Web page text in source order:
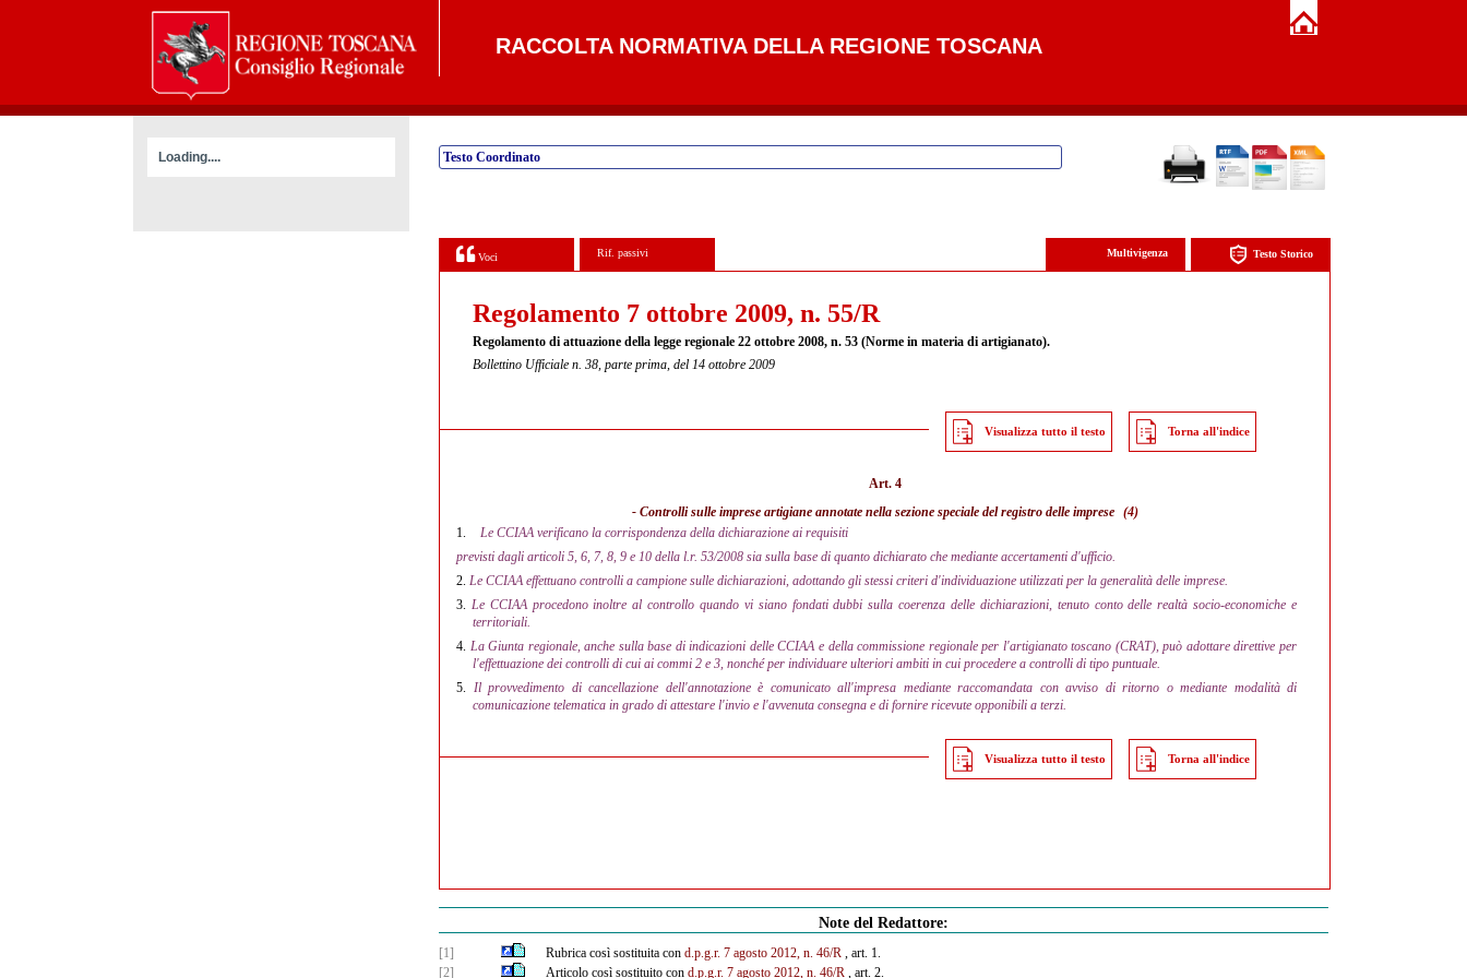
RACCOLTA NORMATIVA DELLA REGIONE TOSCANA
Loading.... Testo Coordinato
Voci Rif. passivi Testo Storico
Multivigenza
Regolamento 7 ottobre 2009, n. 55/R
Regolamento di attuazione della legge regionale 22 ottobre 2008, n. 53 (Norme in materia di artigianato).
Bollettino Ufficiale n. 38, parte prima, del 14 ottobre 2009
Visualizza tutto il testo Torna all'indice
Art. 4
- Controlli sulle imprese artigiane annotate nella sezione speciale del registro delle imprese (4)
1.
Le CCIAA verificano la corrispondenza della dichiarazione ai requisiti
previsti dagli articoli 5, 6, 7, 8, 9 e 10 della l.r. 53/2008 sia sulla base di quanto dichiarato che mediante accertamenti d'ufficio.
2. Le CCIAA effettuano controlli a campione sulle dichiarazioni, adottando gli stessi criteri d'individuazione utilizzati per la generalità delle imprese.
3. Le CCIAA procedono inoltre al controllo quando vi siano fondati dubbi sulla coerenza delle dichiarazioni, tenuto conto delle realtà socio-economiche e
territoriali.
4. La Giunta regionale, anche sulla base di indicazioni delle CCIAA e della commissione regionale per l'artigianato toscano (CRAT), può adottare direttive per
l'effettuazione dei controlli di cui ai commi 2 e 3, nonché per individuare ulteriori ambiti in cui procedere a controlli di tipo puntuale.
5. Il provvedimento di cancellazione dell'annotazione è comunicato all'impresa mediante raccomandata con avviso di ritorno o mediante modalità di
comunicazione telematica in grado di attestare l'invio e l'avvenuta consegna e di fornire ricevute opponibili a terzi.
Visualizza tutto il testo Torna all'indice
Note del Redattore:
[1] Rubrica così sostituita con d.p.g.r. 7 agosto 2012, n. 46/R, art. 1.
[2]
Articolo così sostituito con d.p.g.r. 7 agosto 2012, n. 46/R, art. 2.